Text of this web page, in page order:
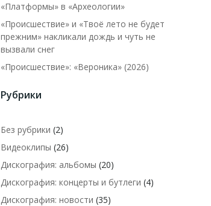
«Платформы» в «Археологии»
«Происшествие» и «Твоё лето не будет
прежним» накликали дождь и чуть не
вызвали снег
«Происшествие»: «Вероника» (2026)
Рубрики
Без рубрики (2)
Видеоклипы (26)
Дискография: альбомы (20)
Дискография: концерты и бутлеги (4)
Дискография: новости (35)